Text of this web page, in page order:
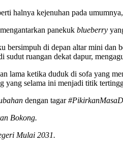
halnya kejenuhan pada
panekuk blueberry
bersimpuh di depan altar mini
ruangan dekat dapur,
lama ketika duduk di sofa yang
yang selama ini menjadi titik
dengan tagar
Bokong.
Mulai 2031.